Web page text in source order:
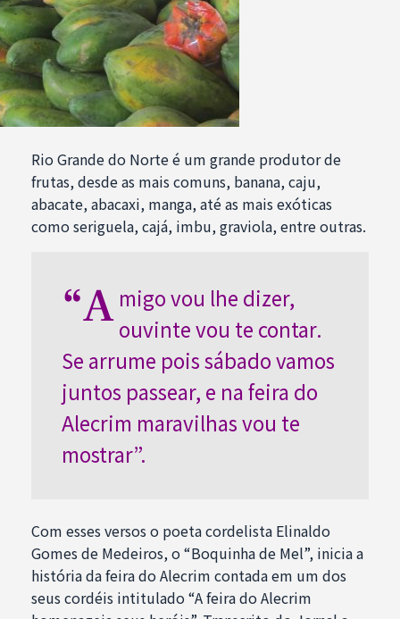
Rio Grande do Norte é um grande produtor de
frutas, desde as mais comuns, banana, caju,
abacate, abacaxi, manga, até as mais exóticas
como seriguela, cajá, imbu, graviola, entre outras.
“A migo vou lhe dizer,
ouvinte vou te contar.
Se arrume pois sábado vamos
juntos passear, e na feira do
Alecrim maravilhas vou te
mostrar”.
Com esses versos o poeta cordelista Elinaldo
Gomes de Medeiros, o “Boquinha de Mel”, inicia a
história da feira do Alecrim contada em um dos
seus cordéis intitulado “A feira do Alecrim